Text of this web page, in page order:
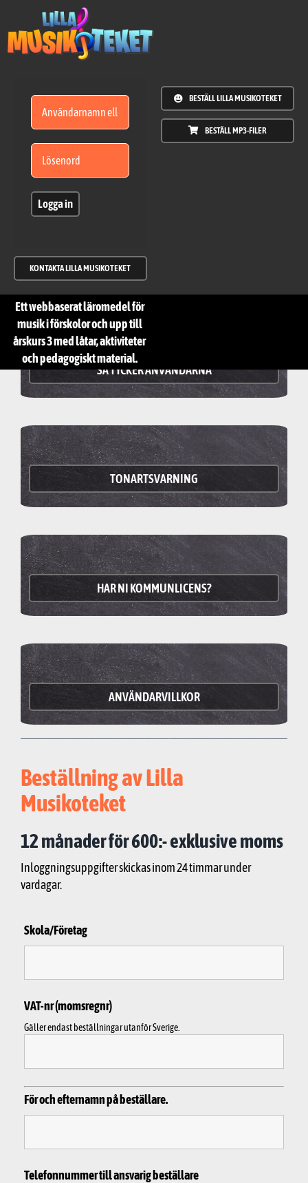
innehållet
Logga in
BESTÄLL LILLA MUSIKOTEKET
BESTÄLL MP3-FILER
KONTAKTA LILLA MUSIKOTEKET
Ett webbaserat läromedel för
musik i förskolor och upp till
årskurs 3 med låtar, aktiviteter
och pedagogiskt material.
SÅ TYCKER ANVÄNDARNA
TONARTSVARNING
HAR NI KOMMUNLICENS?
ANVÄNDARVILLKOR
Beställning av Lilla
Musikoteket
12 månader för 600:- exklusive moms
Inloggningsuppgifter skickas inom 24 timmar under
vardagar.
Skola/Företag
VAT-nr (momsregnr)
Gäller endast beställningar utanför Sverige.
För och efternamn på beställare.
Telefonnummer till ansvarig beställare